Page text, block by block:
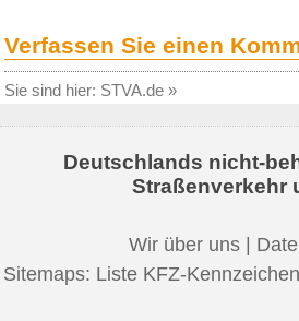
Verfassen Sie einen
Sie sind hier: STVA.de »
Deutschlands nicht-
Straßenverkehr
Wir über uns
Sitemaps: Liste KFZ-Kennzeichen